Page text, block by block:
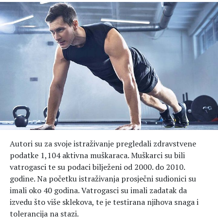
Autori su za svoje istraživanje pregledali zdravstvene
podatke 1,104 aktivna muškaraca. Muškarci su bili
vatrogasci te su podaci bilježeni od 2000. do 2010.
godine. Na početku istraživanja prosječni sudionici su
imali oko 40 godina. Vatrogasci su imali zadatak da
izvedu što više sklekova, te je testirana njihova snaga i
tolerancija na stazi.